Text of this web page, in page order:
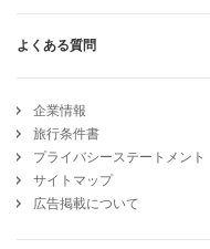
よくある質問
企業情報
旅行条件書
プライバシーステートメント
サイトマップ
広告掲載について